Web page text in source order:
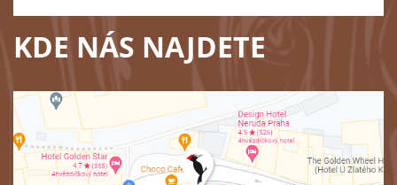
KDE NÁS NAJDETE